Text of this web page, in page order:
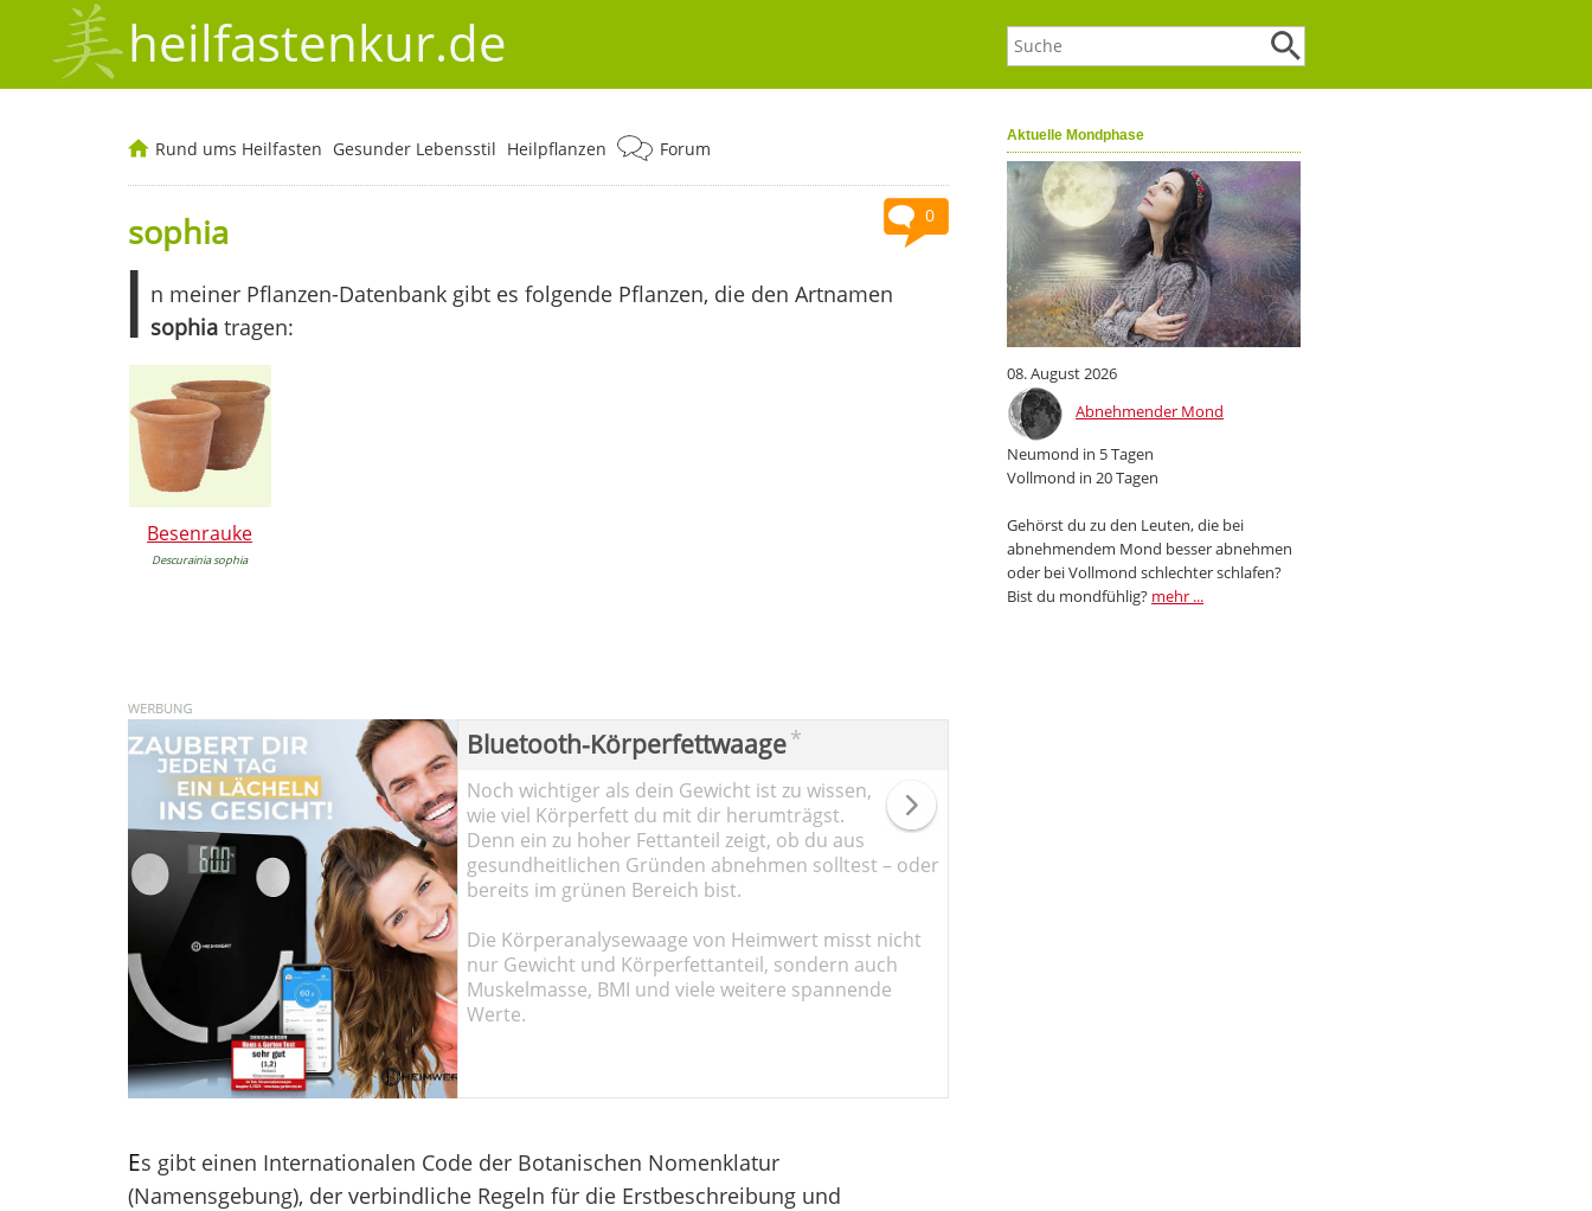
heilfastenkur.de
Aktuelle Mondphase
08. August 2026
Abnehmender Mond
Neumond in 5 Tagen
Vollmond in 20 Tagen
Gehörst du zu den Leuten, die bei
abnehmendem Mond besser abnehmen
oder bei Vollmond schlechter schlafen?
Bist du mondfühlig? mehr ...
Rund ums Heilfasten Gesunder Lebensstil Heilpflanzen Forum
0
sophia
I n meiner Pflanzen-Datenbank gibt es folgende Pflanzen, die den Artnamen
sophiatragen:
Besenrauke
Descurainia sophia
Bluetooth-Körperfettwaage*
Noch wichtiger als dein Gewicht ist zu wissen,
wie viel Körperfett du mit dir herumträgst.
Denn ein zu hoher Fettanteil zeigt, ob du aus
gesundheitlichen Gründen abnehmen solltest – oder
bereits im grünen Bereich bist.
Die Körperanalysewaage von Heimwert misst nicht
nur Gewicht und Körperfettanteil, sondern auch
Muskelmasse, BMI und viele weitere spannende
Werte.
Es gibt einen Internationalen Code der Botanischen Nomenklatur
(Namensgebung), der verbindliche Regeln für die Erstbeschreibung und